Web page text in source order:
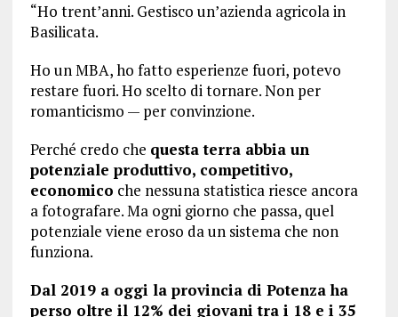
“Ho trent’anni. Gestisco un’azienda agricola in
Basilicata.
Ho un MBA, ho fatto esperienze fuori, potevo
restare fuori. Ho scelto di tornare. Non per
romanticismo — per convinzione.
Perché credo che questa terra abbia un
potenziale produttivo, competitivo,
economico che nessuna statistica riesce ancora
a fotografare. Ma ogni giorno che passa, quel
potenziale viene eroso da un sistema che non
funziona.
Dal 2019 a oggi la provincia di Potenza ha
perso oltre il 12% dei giovani tra i 18 e i 35